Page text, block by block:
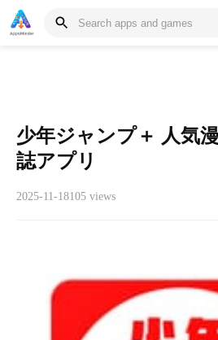
少年ジャンプ＋ 人気
誌アプリ
2025-11-18105 views